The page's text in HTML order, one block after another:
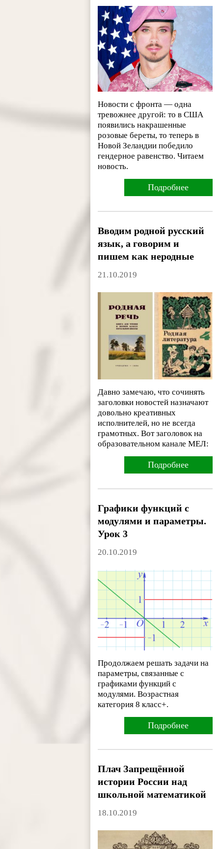
Новости с фронта — одна
тревожнее другой: то в США
появились накрашенные
розовые береты, то теперь в
Новой Зеландии победило
гендерное равенство. Читаем
новость.
Подробнее
Вводим родной русский
язык, а говорим и
пишем как неродные
21.10.2019
Давно замечаю, что сочинять
заголовки новостей назначают
довольно креативных
исполнителей, но не всегда
грамотных. Вот заголовок на
образовательном канале МЕЛ:
Подробнее
Графики функций с
модулями и параметры.
Урок 3
20.10.2019
Продолжаем решать задачи на
параметры, связанные с
графиками функций с
модулями. Возрастная
категория 8 класс+.
Подробнее
Плач Запрещённой
истории России над
школьной математикой
18.10.2019